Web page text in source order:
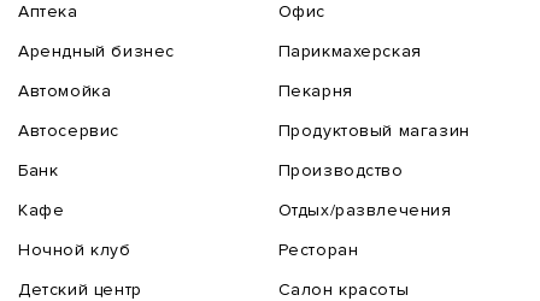
Аптека
Арендный бизнес
Автомойка
Автосервис
Банк
Кафе
Ночной клуб
Детский центр
Офис
Парикмахерская
Пекарня
Продуктовый магазин
Производство
Отдых/развлечения
Ресторан
Салон красоты